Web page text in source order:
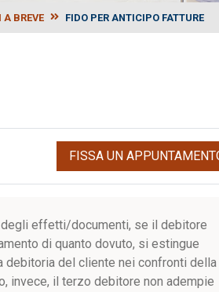
BREVE FIDO PER ANTICIPO FATTURE
FISSA UN
effetti/documenti, se il debitore
di quanto dovuto, si estingue
debitoria del cliente nei confronti della
invece, il terzo debitore non adempie